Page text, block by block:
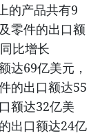
的产品共有9
零件的出口额
比增长
达69亿美元，
的出口额达55
额达32亿美
出口额达24亿